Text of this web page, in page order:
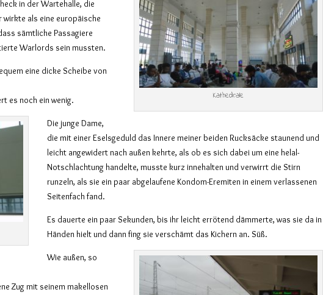
Kathedrale
in der Wartehalle, die
als eine europäische
sämtliche Passagiere
Warlords sein mussten.
eine dicke Scheibe von
es noch ein wenig.
Die junge Dame,
die mit einer Eselsgeduld das Innere meiner beiden Rucksäcke staunend und
leicht angewidert nach außen kehrte, als ob es sich dabei um eine helal-
Notschlachtung handelte, musste kurz innehalten und verwirrt die Stirn
runzeln, als sie ein paar abgelaufene Kondom-Eremiten in einem verlassenen
Seitenfach fand.
Es dauerte ein paar Sekunden, bis ihr leicht errötend dämmerte, was sie da in
Händen hielt und dann fing sie verschämt das Kichern an. Süß.
Wie außen, so
Zug mit seinem makellosen